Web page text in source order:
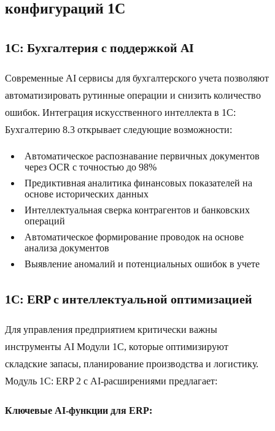
конфигураций 1C
1C: Бухгалтерия с поддержкой AI
Современные AI сервисы для бухгалтерского учета позволяют
автоматизировать рутинные операции и снизить количество
ошибок. Интеграция искусственного интеллекта в 1C:
Бухгалтерию 8.3 открывает следующие возможности:
Автоматическое распознавание первичных документов
через OCR с точностью до 98%
Предиктивная аналитика финансовых показателей на
основе исторических данных
Интеллектуальная сверка контрагентов и банковских
операций
Автоматическое формирование проводок на основе
анализа документов
Выявление аномалий и потенциальных ошибок в учете
1C: ERP с интеллектуальной оптимизацией
Для управления предприятием критически важны
инструменты AI Модули 1C, которые оптимизируют
складские запасы, планирование производства и логистику.
Модуль 1C: ERP 2 с AI-расширениями предлагает:
Ключевые AI-функции для ERP: